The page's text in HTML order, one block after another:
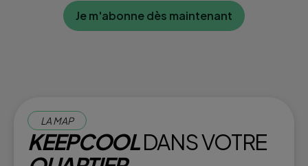
Je m'abonne dès maintenant
LA MAP
KEEPCOOLDANS VOTRE